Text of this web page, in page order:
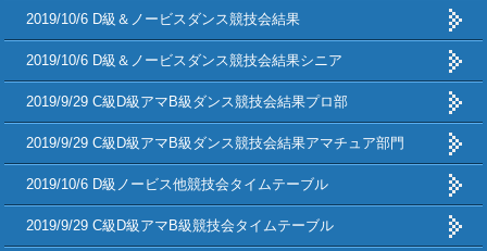
2019/10/6 D級＆ノービスダンス競技会結果
2019/10/6 D級＆ノービスダンス競技会結果シニア
2019/9/29 C級D級アマB級ダンス競技会結果プロ部
2019/9/29 C級D級アマB級ダンス競技会結果アマチュア部門
2019/10/6 D級ノービス他競技会タイムテーブル
2019/9/29 C級D級アマB級競技会タイムテーブル